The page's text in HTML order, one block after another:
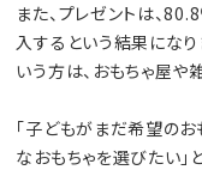
また、プレゼントは、
入するという結果にな
いう方は、おもちゃ屋や
「子どもがまだ希望のお
なおもちゃを選びたい」